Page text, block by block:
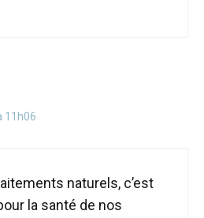
11h06
naturels, c’est
la santé de nos